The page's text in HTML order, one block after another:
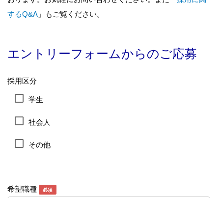
するQ&A 」もご覧ください。
エントリーフォームからのご応募
採用区分
学生
社会人
その他
希望職種 必須